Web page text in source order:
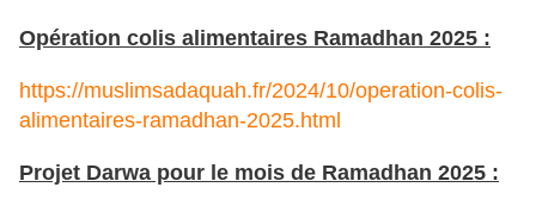
Opération colis alimentaires Ramadhan 2025 :
https://muslimsadaquah.fr/2024/10/operation-colis-
alimentaires-ramadhan-2025.html
Projet Darwa pour le mois de Ramadhan 2025 :